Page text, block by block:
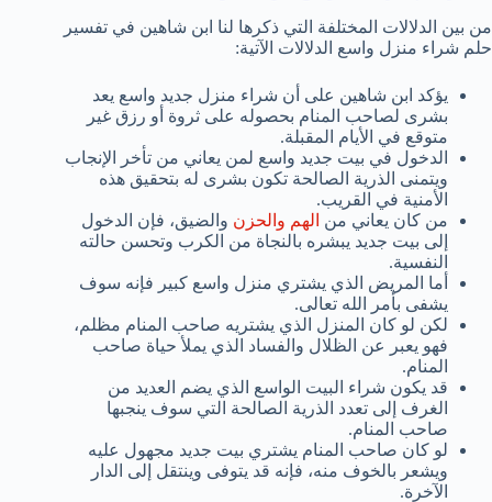
من بين الدلالات المختلفة التي ذكرها لنا ابن شاهين في تفسير
حلم شراء منزل واسع الدلالات الآتية:
يؤكد ابن شاهين على أن شراء منزل جديد واسع يعد
بشرى لصاحب المنام بحصوله على ثروة أو رزق غير
متوقع في الأيام المقبلة.
الدخول في بيت جديد واسع لمن يعاني من تأخر الإنجاب
ويتمنى الذرية الصالحة تكون بشرى له بتحقيق هذه
الأمنية في القريب.
من كان يعاني من الهم والحزن والضيق، فإن الدخول
إلى بيت جديد يبشره بالنجاة من الكرب وتحسن حالته
النفسية.
أما المريض الذي يشتري منزل واسع كبير فإنه سوف
يشفى بأمر الله تعالى.
لكن لو كان المنزل الذي يشتريه صاحب المنام مظلم،
فهو يعبر عن الظلال والفساد الذي يملأ حياة صاحب
المنام.
قد يكون شراء البيت الواسع الذي يضم العديد من
الغرف إلى تعدد الذرية الصالحة التي سوف ينجبها
صاحب المنام.
لو كان صاحب المنام يشتري بيت جديد مجهول عليه
ويشعر بالخوف منه، فإنه قد يتوفى وينتقل إلى الدار
الآخرة.